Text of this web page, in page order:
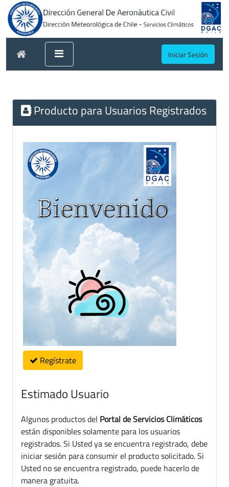
Iniciar Sesión
Producto para Usuarios Registrados
Regístrate
Estimado Usuario
Algunos productos del Portal de Servicios Climáticos
están disponibles solamente para los usuarios
registrados. Si Usted ya se encuentra registrado, debe
iniciar sesión para consumir el producto solicitado. Si
Usted no se encuentra registrado, puede hacerlo de
manera gratuita.